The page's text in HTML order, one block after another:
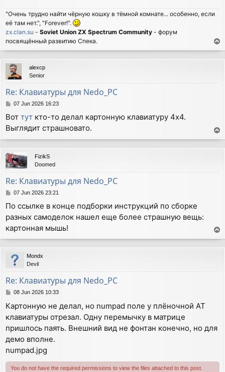
"Очень трудно найти чёрную кошку в тёмной комнате... особенно, если
её там нет.", "Forever!".
zx.clan.su - Soviet Union ZX Spectrum Community - форум
посвящённый развитию Спека.
o
p
alexcp
Senior
Re: Клавиатуры для Nedo_PC
P
s
t
07 Jun 2026 16:23
Вот тут кто-то делал картонную клавиатуру 4х4.
Выглядит страшновато.
o
p
FizikS
Doomed
Re: Клавиатуры для Nedo_PC
P
s
t
07 Jun 2026 23:21
По ссылке в конце подборки инструкций по сборке
разных самоделок нашел еще более страшную вещь:
картонная мышь!
o
p
Mondx
Devil
Re: Клавиатуры для Nedo_PC
P
s
t
08 Jun 2026 10:33
Картонную не делал, но numpad поле у плёночной АТ
клавиатуры отрезал. Одну перемычку в матрице
пришлось паять. Внешний вид не фонтан конечно, но для
демо вполне.
numpad.jpg
You do not have the required permissions to view the files attached to this post.